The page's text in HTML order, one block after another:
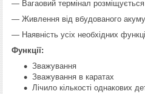
— Вагаовий термінал
— Живлення від вбудованого
— Наявність усіх необхідних
Функції:
Зважування
Зважування в каратах
Лічило кількості однакових